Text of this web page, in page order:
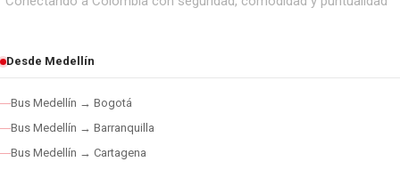
Desde Medellín
Bus Medellín → Bogotá
Bus Medellín → Barranquilla
Bus Medellín → Cartagena